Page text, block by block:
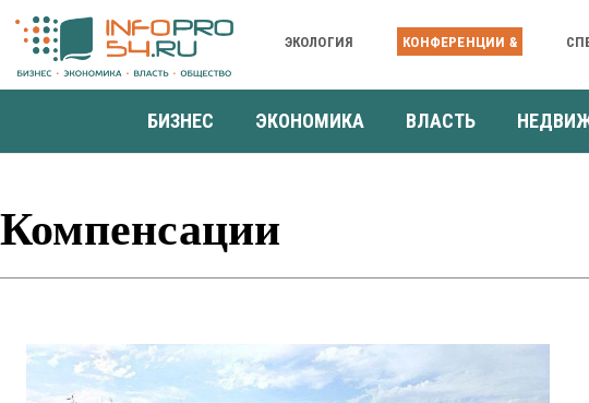
ЭКОЛОГИЯ КОНФЕРЕНЦИИ &
БИЗНЕС ЭКОНОМИКА ВЛАСТЬ
Компенсации